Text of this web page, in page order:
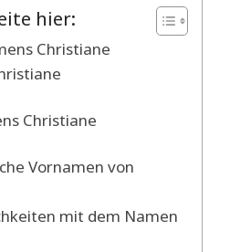
hier:
Christiane
Christiane
Vornamen von
mit dem Namen